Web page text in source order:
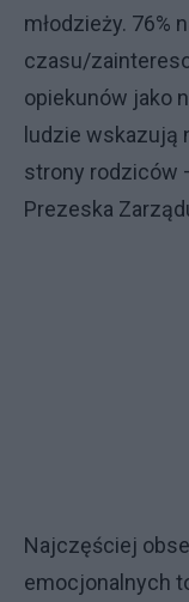
młodzieży. 76%
czasu/
opiekunów jako
ludzie wskazują
strony rodziców
Prezeska
Najczęściej
emocjonalnych